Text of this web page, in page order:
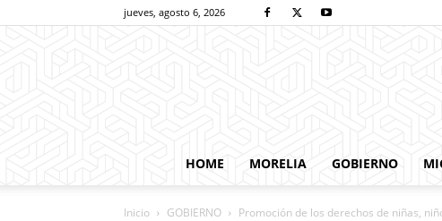
jueves, agosto 6, 2026
HOME MORELIA GOBIERNO
Inicio GOBIERNO Promoción de los derechos de niñas,